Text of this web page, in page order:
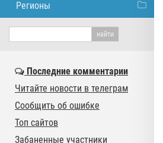
Регионы
Последние комментарии
Читайте новости в телеграм
Сообщить об ошибке
Топ сайтов
Забаненные участники